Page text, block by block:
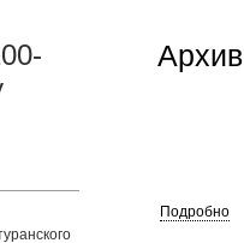
Архив
Подробно